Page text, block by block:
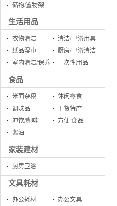
储物/置物架
生活用品
衣物清洁
清洁/卫浴用具
纸品湿巾
厨房/卫浴清洁
室内清洁/保养
一次性用品
食品
米面杂粮
休闲零食
调味品
干货特产
冲饮/咖啡
方便 食品
酱油
家装建材
厨房卫浴
文具耗材
办公耗材
办公文具